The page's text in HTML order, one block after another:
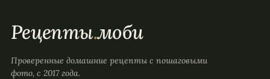
Рецепты.моби
Проверенные домашние рецепты с пошаговыми
фото, с 2017 года.